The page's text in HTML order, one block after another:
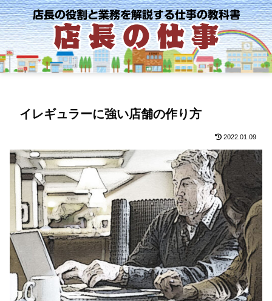
イレギュラーに強い店舗の作り方
2022.01.09